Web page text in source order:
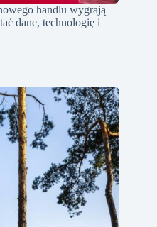
handlu wygrają
dane, technologię i